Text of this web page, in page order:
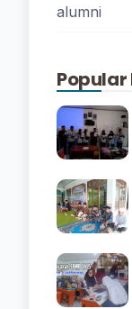
alumni
Popular